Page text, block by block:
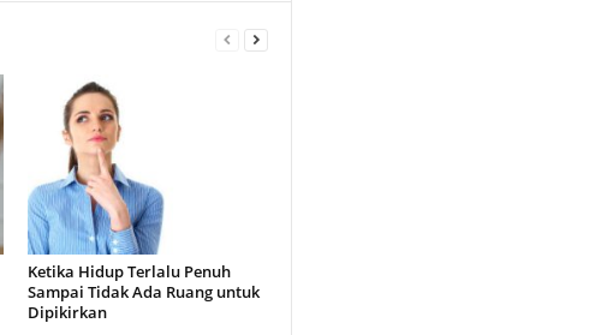
Ketika Hidup Terlalu Penuh
Sampai Tidak Ada Ruang untuk
Dipikirkan